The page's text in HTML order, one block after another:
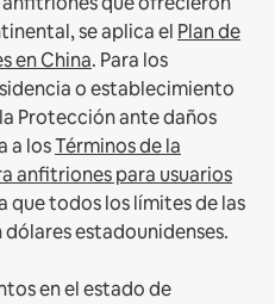
se aplica el Plan de
en China. Para los
o establecimiento
Protección ante daños
a losTérminos de la
anfitriones para usuarios
que todos los límites de las
estadounidenses.
en el estado de